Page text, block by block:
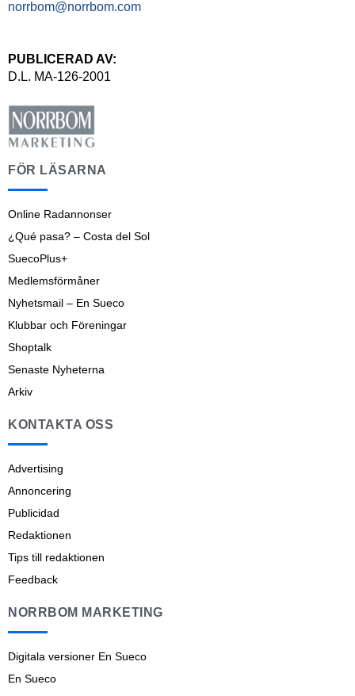
norrbom@norrbom.com
PUBLICERAD AV:
D.L. MA-126-2001
FÖR LÄSARNA
Online Radannonser
¿Qué pasa? – Costa del Sol
SuecoPlus+
Medlemsförmåner
Nyhetsmail – En Sueco
Klubbar och Föreningar
Shoptalk
Senaste Nyheterna
Arkiv
KONTAKTA OSS
Advertising
Annoncering
Publicidad
Redaktionen
Tips till redaktionen
Feedback
NORRBOM MARKETING
Digitala versioner En Sueco
En Sueco